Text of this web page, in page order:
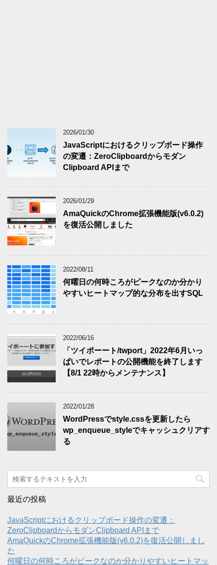
2026/01/30
JavaScriptにおけるクリップボード操作
の変遷：ZeroClipboardからモダン
Clipboard APIまで
2026/01/29
AmaQuickのChrome拡張機能版(v6.0.2)
を復活公開しました
2022/08/11
何曜日の何時ころがピークなのか分かり
やすいヒートマップ的な分布を出すSQL
2022/06/16
「ツイポーート/twport」2022年6月いっ
ぱいでレポートの公開機能を終了します
【8/1 22時からメンテナンス】
2022/01/28
WordPressでstyle.cssを更新したら
wp_enqueue_styleでキャッシュクリアす
る
最近の投稿
JavaScriptにおけるクリップボード操作の変遷：
ZeroClipboardからモダンClipboard APIまで
AmaQuickのChrome拡張機能版(v6.0.2)を復活公開しまし
た
何曜日の何時ころがピークなのか分かりやすいヒートマッ